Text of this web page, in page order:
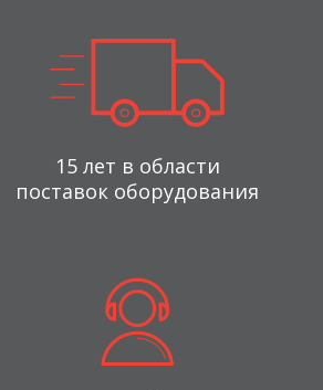
15 лет в области
поставок оборудования